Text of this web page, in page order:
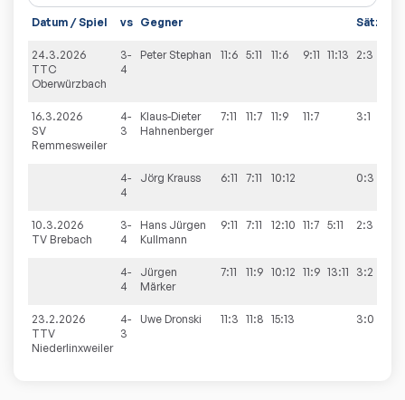
Datum / Spiel vs Gegner Sätze
24.3.2026
TTC
Oberwürzbach
3-
4
Peter Stephan 11:6 5:11 11:6 9:11 11:13 2:3
16.3.2026
SV
Remmesweiler
4-
3
Klaus-Dieter
Hahnenberger
7:11 11:7 11:9 11:7 3:1
4-
4
Jörg Krauss 6:11 7:11 10:12 0:3
10.3.2026
TV Brebach
3-
4
Hans Jürgen
Kullmann
9:11 7:11 12:10 11:7 5:11 2:3
4-
4
Jürgen
Märker
7:11 11:9 10:12 11:9 13:11 3:2
23.2.2026
TTV
Niederlinxweiler
4-
3
Uwe Dronski 11:3 11:8 15:13 3:0